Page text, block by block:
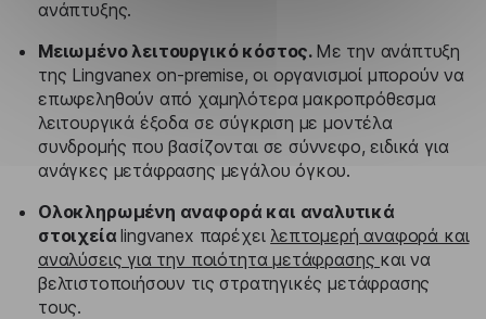
ανάπτυξης.
Μειωμένο λειτουργικό κόστος. Με την ανάπτυξη
της Lingvanex on-premise, οι οργανισμοί μπορούν να
επωφεληθούν από χαμηλότερα μακροπρόθεσμα
λειτουργικά έξοδα σε σύγκριση με μοντέλα
συνδρομής που βασίζονται σε σύννεφο, ειδικά για
ανάγκες μετάφρασης μεγάλου όγκου.
Ολοκληρωμένη αναφορά και αναλυτικά
στοιχείαlingvanex παρέχει λεπτομερή αναφορά και
αναλύσεις για την ποιότητα μετάφρασης και να
βελτιστοποιήσουν τις στρατηγικές μετάφρασης
τους.